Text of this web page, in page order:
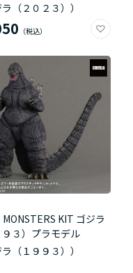
ラ（２０２３））
MONSTERS KIT ゴジラ
９３）プラモデル
ラ（１９９３））